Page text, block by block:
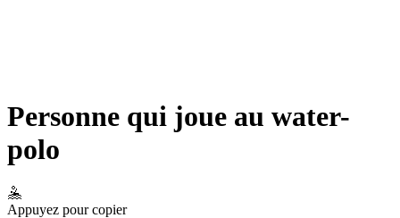
Personne qui joue au water-
polo
🤽
Appuyez pour copier